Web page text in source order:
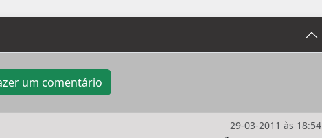
um comentário
29-03-2011 às 18:54